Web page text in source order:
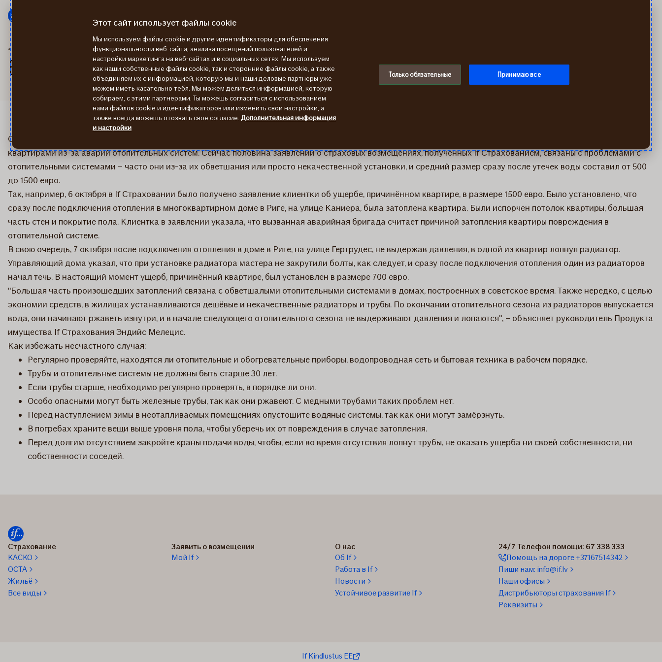
Мену
Перейти
содержанию
В начале отопительного сезона лопаются радиаторы
В начале отопительного сезона лопаются радиаторы
​Отопительный сезон 2015/2016 года начался 5 октября, и сразу же увеличилось и количество заявлений о страховых возмещениях в связи с затопленными
квартирами из-за аварий отопительных систем. Сейчас половина заявлений о страховых возмещениях, полученных If Страхованием, связаны с проблемами с
отопительными системами – часто они из-за их обветшания или просто некачественной установки, и средний размер сразу после утечек воды составил от 500
до 1500 евро.
Так, например, 6 октября в If Страховании было получено заявление клиентки об ущербе, причинённом квартире, в размере 1500 евро. Было установлено, что
сразу после подключения отопления в многоквартирном доме в Риге, на улице Каниера, была затоплена квартира. Были испорчен потолок квартиры, большая
часть стен и покрытие пола. Клиентка в заявлении указала, что вызванная аварийная бригада считает причиной затопления квартиры повреждения в
отопительной системе.
В свою очередь, 7 октября после подключения отопления в доме в Риге, на улице Гертрудес, не выдержав давления, в одной из квартир лопнул радиатор.
Управляющий дома указал, что при установке радиатора мастера не закрутили болты, как следует, и сразу после подключения отопления один из радиаторов
начал течь. В настоящий момент ущерб, причинённый квартире, был установлен в размере 700 евро.
"Большая часть произошедших затоплений связана с обветшалыми отопительными системами в домах, построенных в советское время. Также нередко, с целью
экономии средств, в жилищах устанавливаются дешёвые и некачественные радиаторы и трубы. По окончании отопительного сезона из радиаторов выпускается
вода, они начинают ржаветь изнутри, и в начале следующего отопительного сезона не выдерживают давления и лопаются", – объясняет руководитель Продукта
имущества If Страхования Эндийс Мелецис.
Как избежать несчастного случая:
Регулярно проверяйте, находятся ли отопительные и обогревательные приборы, водопроводная сеть и бытовая техника в рабочем порядке.
Трубы и отопительные системы не должны быть старше 30 лет.
Если трубы старше, необходимо регулярно проверять, в порядке ли они.
Особо опасными могут быть железные трубы, так как они ржавеют. С медными трубами таких проблем нет.
Перед наступлением зимы в неотапливаемых помещениях опустошите водяные системы, так как они могут замёрзнуть.
В погребах храните вещи выше уровня пола, чтобы уберечь их от повреждения в случае затопления.
Перед долгим отсутствием закройте краны подачи воды, чтобы, если во время отсутствия лопнут трубы, не оказать ущерба ни своей собственности, ни
собственности соседей.
Страхование
КАСКО
OCTA
Жильё
Все виды
Заявить о возмещении
Мой If
О нас
Об If
Работа в If
Новости
Устойчивое развитие If
24/7 Телефон помощи: 67 338 333
Помощь на дороге +37167514342
Пиши нам: info@if.lv
Наши офисы
Дистрибьюторы страхования If
Реквизиты
If Kindlustus EE
Этот сайт использует файлы cookie
Мы используем файлы cookie и другие идентификаторы для обеспечения
функциональности веб-сайта, анализа посещений пользователей и
настройки маркетинга на веб-сайтах и в социальных сетях. Мы используем
как наши собственные файлы cookie, так и сторонние файлы cookie, а также
объединяем их с информацией, которую мы и наши деловые партнеры уже
можем иметь касательно тебя. Мы можем делиться информацией, которую
собираем, с этими партнерами. Ты можешь согласиться с использованием
нами файлов cookie и идентификаторов или изменить свои настройки, а
также всегда можешь отозвать свое согласие. Дополнительная информация
и настройки
Только обязательные Принимаю все